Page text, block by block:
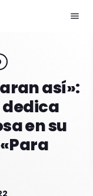
menu
así»:
dedica
en su